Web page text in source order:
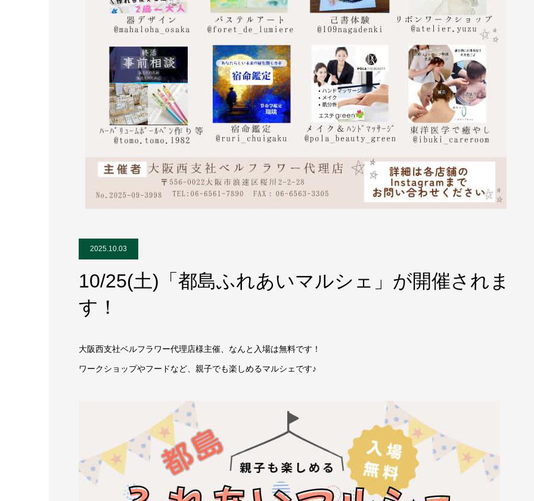
2025.10.03
10/25(土)「都島ふれあいマルシェ」が開催されま
す！
大阪西支社ベルフラワー代理店様主催、なんと入場は無料です！
ワークショップやフードなど、親子でも楽しめるマルシェです♪